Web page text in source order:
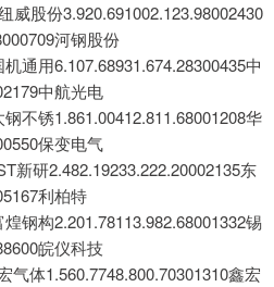
威股份3.920.691002.123.98002430
河钢股份
通用6.107.68931.674.28300435中
中航光电
不锈1.861.00412.811.68001208华
保变电气
新研2.482.19233.222.20002135东
利柏特
钢构2.201.78113.982.68001332锡
皖仪科技
气体1.560.7748.800.70301310鑫宏